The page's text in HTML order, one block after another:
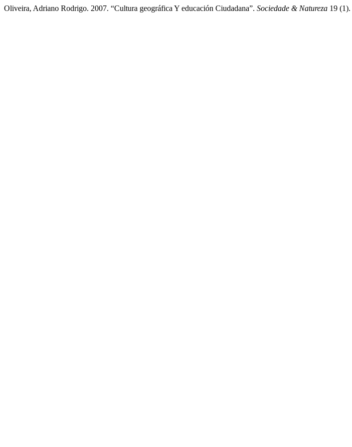
Oliveira, Adriano Rodrigo. 2007. “Cultura geográfica Y educación Ciudadana”. Sociedade & Natureza 19 (1).